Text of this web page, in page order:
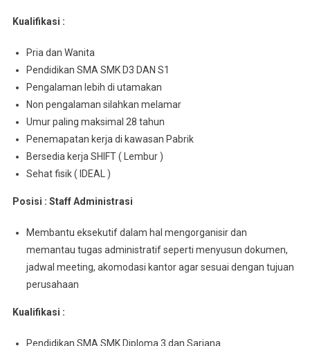
Kualifikasi :
Pria dan Wanita
Pendidikan SMA SMK D3 DAN S1
Pengalaman lebih di utamakan
Non pengalaman silahkan melamar
Umur paling maksimal 28 tahun
Penemapatan kerja di kawasan Pabrik
Bersedia kerja SHIFT ( Lembur )
Sehat fisik ( IDEAL )
Posisi : Staff Administrasi
Membantu eksekutif dalam hal mengorganisir dan
memantau tugas administratif seperti menyusun dokumen,
jadwal meeting, akomodasi kantor agar sesuai dengan tujuan
perusahaan
Kualifikasi :
Pendidikan SMA SMK Diploma 3 dan Sarjana